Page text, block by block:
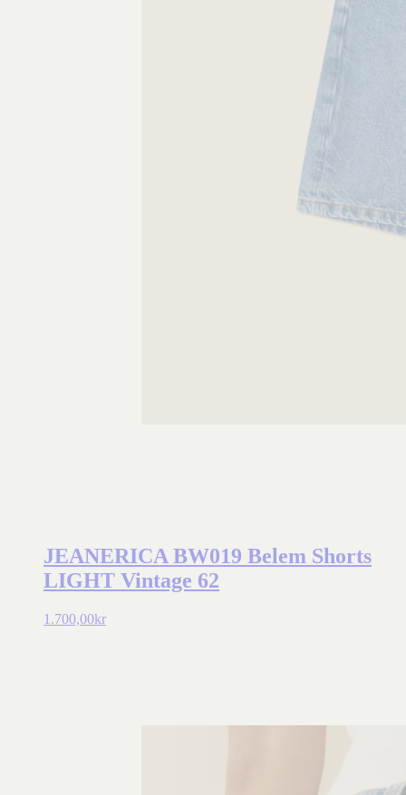
JEANERICA BW019 Belem Shorts
LIGHT Vintage 62
1.700,00kr